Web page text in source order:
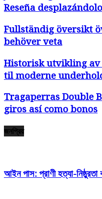
Reseña
Fullständig översikt
behöver veta
Historisk utvikling
til moderne
Tragaperras Double
giros así­ como bonos
জনপ্রিয়
আইন পাস: প্রাণী হত্যা-